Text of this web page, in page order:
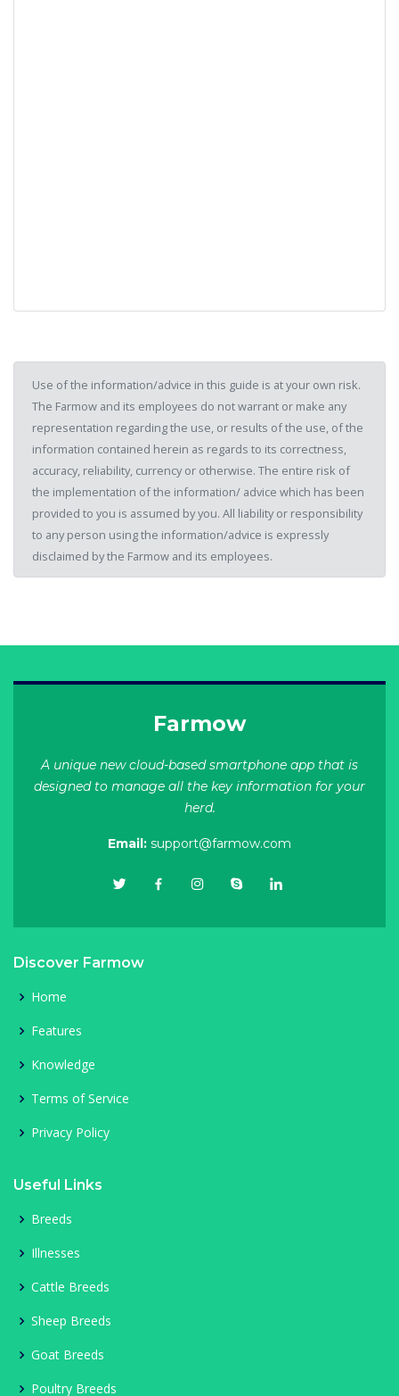
Use of the information/advice in this guide is at your own risk.
The Farmow and its employees do not warrant or make any
representation regarding the use, or results of the use, of the
information contained herein as regards to its correctness,
accuracy, reliability, currency or otherwise. The entire risk of
the implementation of the information/ advice which has been
provided to you is assumed by you. All liability or responsibility
to any person using the information/advice is expressly
disclaimed by the Farmow and its employees.
Farmow
A unique new cloud-based smartphone app that is
designed to manage all the key information for your
herd.
Email: support@farmow.com
Discover Farmow
Home
Features
Knowledge
Terms of Service
Privacy Policy
Useful Links
Breeds
Illnesses
Cattle Breeds
Sheep Breeds
Goat Breeds
Poultry Breeds